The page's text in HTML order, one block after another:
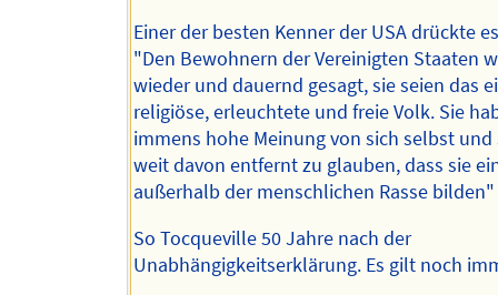
Einer der besten Kenner der USA drückte
"Den Bewohnern der Vereinigten Staaten
wieder und dauernd gesagt, sie seien das
religiöse, erleuchtete und freie Volk. Sie
immens hohe Meinung von sich selbst
weit davon entfernt zu glauben, dass sie
außerhalb der menschlichen Rasse bilden"
So Tocqueville 50 Jahre nach der
Unabhängigkeitserklärung. Es gilt noch